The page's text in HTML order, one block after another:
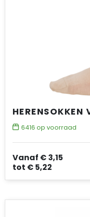
6416 op voorraad
Vanaf € 3,15
tot € 5,22